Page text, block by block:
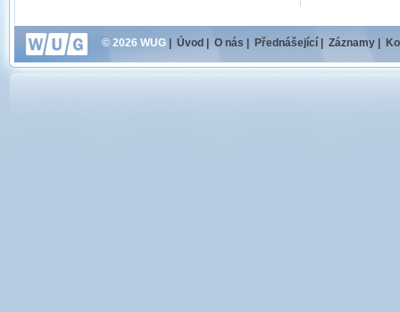
© 2026 WUG Úvod O nás Přednášející Záznamy